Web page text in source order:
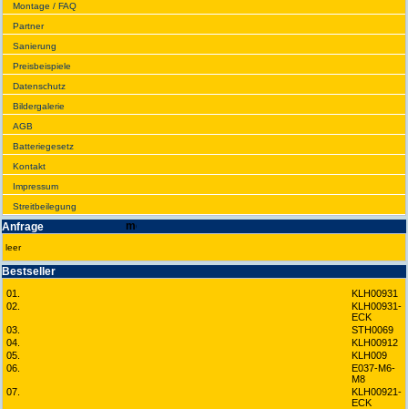
Montage / FAQ
Partner
Sanie­rung
Preis­beispiele
Daten­schutz
Bilder­galerie
AGB
Batte­rie­gesetz
Kontakt
Impres­sum
Streit­bei­legung
Anfrage
leer
Best­seller
01.
KLH00931
02.
KLH00931-
ECK
03.
STH0069
04.
KLH00912
05.
KLH009
06.
E037-M6-
M8
07.
KLH00921-
ECK